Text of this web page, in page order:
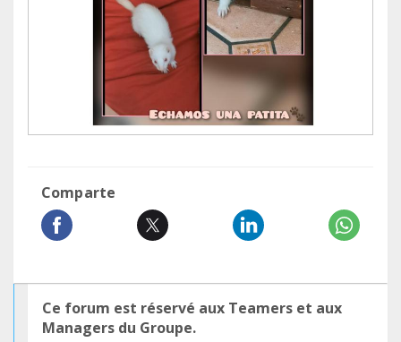
Comparte
Ce forum est réservé aux Teamers et aux
Managers du Groupe.